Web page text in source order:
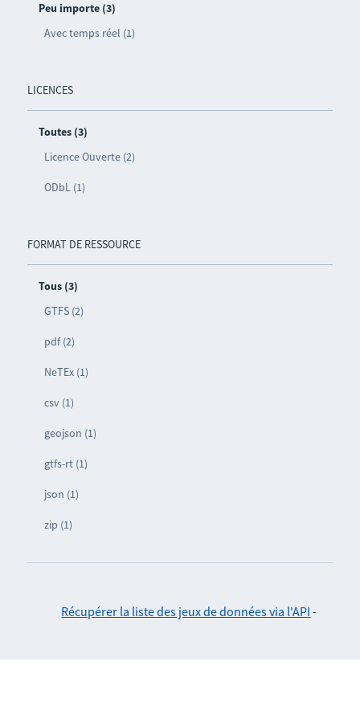
Peu importe (3)
Avec temps réel (1)
LICENCES
Toutes (3)
Licence Ouverte (2)
ODbL (1)
FORMAT DE RESSOURCE
Tous (3)
GTFS (2)
pdf (2)
NeTEx (1)
csv (1)
geojson (1)
gtfs-rt (1)
json (1)
zip (1)
Récupérer la liste des jeux de données via l'API -